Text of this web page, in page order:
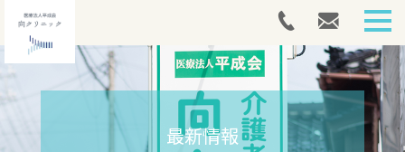
最新情報